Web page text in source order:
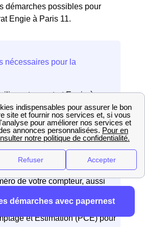
démarches possibles pour
Engie à Paris 11.
votre contrat Engie à
assurez-vous d'avoir
suivantes :
et coordonnées du titulaire
de client Engie ou numéro
de votre compteur, aussi
l’électricité ou Point de
et Estimation (PCE) pour
démarches avec papernest